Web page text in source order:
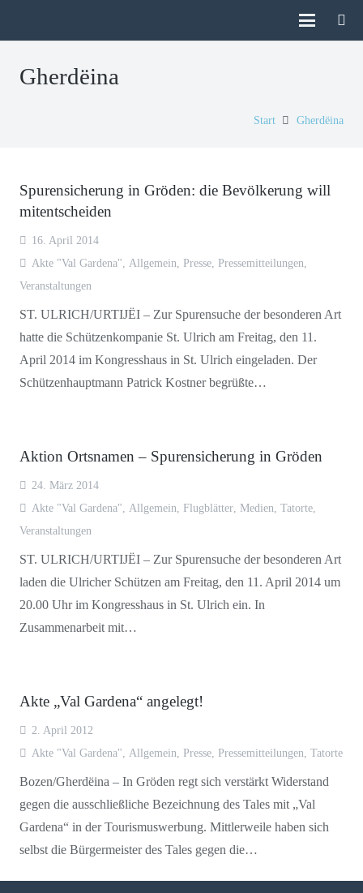
Gherdëina
Start Gherdëina
Spurensicherung in Gröden: die Bevölkerung will
mitentscheiden
16. April 2014
Akte "Val Gardena"
Allgemein Presse, Pressemitteilungen
Veranstaltungen
ST. ULRICH/URTIJËI – Zur Spurensuche der besonderen Art
hatte die Schützenkompanie St. Ulrich am Freitag, den 11.
April 2014 im Kongresshaus in St. Ulrich eingeladen. Der
Schützenhauptmann Patrick Kostner begrüßte…
Aktion Ortsnamen – Spurensicherung in Gröden
24. März 2014
Akte "Val Gardena"
Allgemein Flugblätter, Medien Tatorte,
Veranstaltungen
ST. ULRICH/URTIJËI – Zur Spurensuche der besonderen Art
laden die Ulricher Schützen am Freitag, den 11. April 2014 um
20.00 Uhr im Kongresshaus in St. Ulrich ein. In
Zusammenarbeit mit…
Akte „Val Gardena“ angelegt!
2. April 2012
Akte "Val Gardena"
Allgemein Presse, Pressemitteilungen Tatorte
Bozen/Gherdëina – In Gröden regt sich verstärkt Widerstand
gegen die ausschließliche Bezeichnung des Tales mit „Val
Gardena“ in der Tourismuswerbung. Mittlerweile haben sich
selbst die Bürgermeister des Tales gegen die…